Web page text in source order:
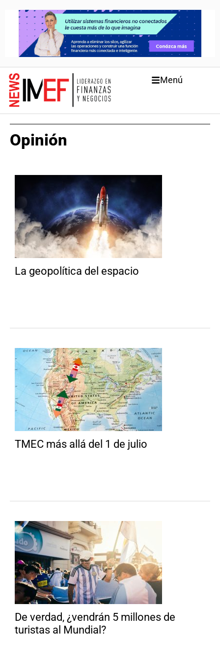
Menú
Opinión
La geopolítica del espacio
TMEC más allá del 1 de julio
De verdad, ¿vendrán 5 millones de
turistas al Mundial?